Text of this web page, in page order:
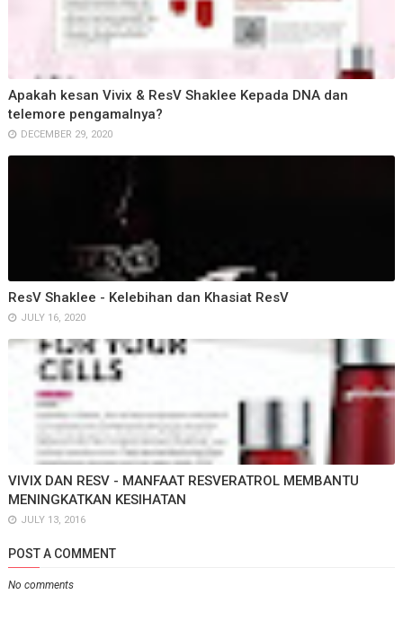
Apakah kesan Vivix & ResV Shaklee Kepada DNA dan
telemore pengamalnya?
DECEMBER 29, 2020
ResV Shaklee - Kelebihan dan Khasiat ResV
JULY 16, 2020
VIVIX DAN RESV - MANFAAT RESVERATROL MEMBANTU
MENINGKATKAN KESIHATAN
JULY 13, 2016
POST A COMMENT
No comments